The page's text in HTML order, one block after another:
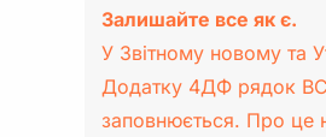
Залишайте все як є.
У Звітному новому та
Додатку 4ДФ рядок
заповнюється. Про